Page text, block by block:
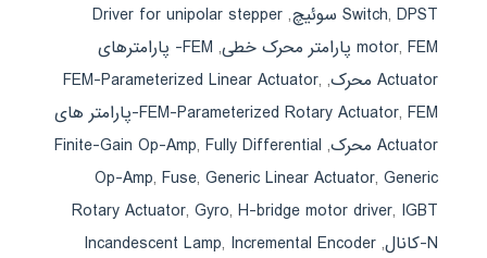
Switch,DPST سوئیچ ,
Driver for unipolar stepper
motor,FEM پارامتر محرک خطی ,
FEM- پارامترهای
Actuator محرک
,
FEM-Parameterized Linear Actuator,
FEM-Parameterized Rotary Actuator,
FEM-پارامتر های
Actuator محرک
,
Finite-Gain Op-Amp,Fully Differential
Op-Amp,Fuse,Generic Linear Actuator,Generic
Rotary Actuator,Gyro,H-bridge motor driver, IGBT
N-کانال
,
Incandescent Lamp, Incremental Encoder